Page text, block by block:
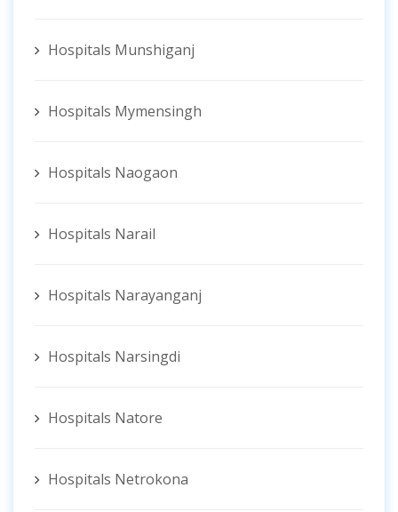
Hospitals Munshiganj
Hospitals Mymensingh
Hospitals Naogaon
Hospitals Narail
Hospitals Narayanganj
Hospitals Narsingdi
Hospitals Natore
Hospitals Netrokona